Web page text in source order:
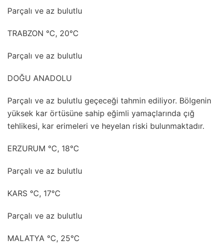
Parçalı ve az bulutlu
TRABZON °C, 20°C
Parçalı ve az bulutlu
DOĞU ANADOLU
Parçalı ve az bulutlu geçeceği tahmin ediliyor. Bölgenin
yüksek kar örtüsüne sahip eğimli yamaçlarında çığ
tehlikesi, kar erimeleri ve heyelan riski bulunmaktadır.
ERZURUM °C, 18°C
Parçalı ve az bulutlu
KARS °C, 17°C
Parçalı ve az bulutlu
MALATYA °C, 25°C